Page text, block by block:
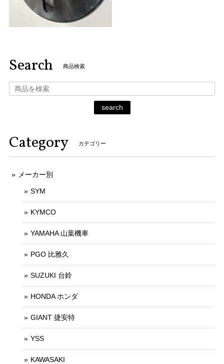
Search 商品検索
search
Category カテゴリー
メーカー別
SYM
KYMCO
YAMAHA 山葉機車
PGO 比雅久
SUZUKI 台鈴
HONDA ホンダ
GIANT 捷安特
YSS
KAWASAKI